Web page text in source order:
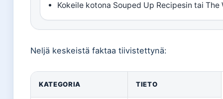
Kokeile kotona Souped Up Recipesin tai
Neljä keskeistä faktaa tiivistettynä:
KATEGORIA TIETO